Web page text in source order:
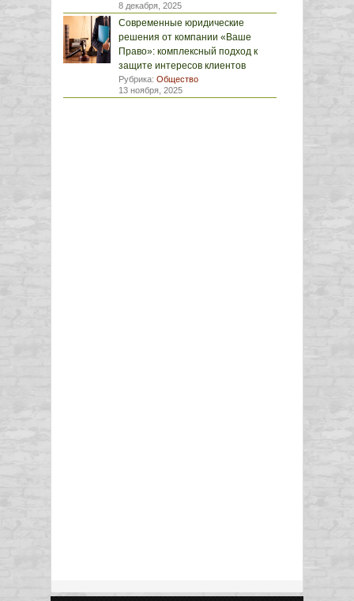
8 декабря, 2025
Современные юридические
решения от компании «Ваше
Право»: комплексный подход к
защите интересов клиентов
Рубрика: Общество
13 ноября, 2025